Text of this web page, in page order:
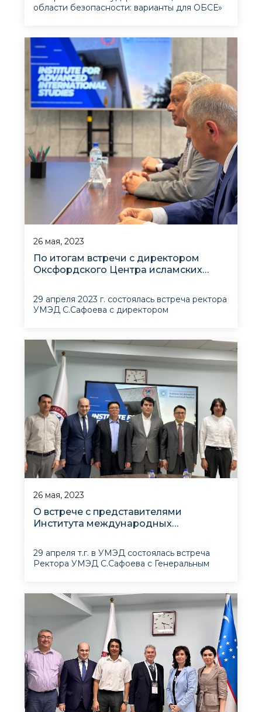
области безопасности: варианты для ОБСЕ»
инициированный Проектом Сети
аналитических центров и академических
институтов ОБСЕ, чтобы понять потребности
государств и обществ в области
безопасности, а также определ
26 мая, 2023
По итогам встречи с директором
Оксфордского Центра исламских
29 апреля 2023 г. состоялась встреча ректора
УМЭД С.Сафоева с директором
приняли участие заместитель директора
Института перспективных международных
исследований при Университете мировой
экономики и дипломатии (ИПМИ) А.Умаров и
26 мая, 2023
О встрече с представителями
Института международных
29 апреля т.г. в УМЭД состоялась встреча
Ректора УМЭД С.Сафоева с Генеральным
Института Евразии Китайской академии
международных проблем Ли Цзыго.
В начале беседы Ректор УМЭД подчеркнул,
что сегодня узбекско-китайские отно